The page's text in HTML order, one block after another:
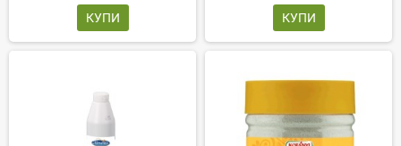
КУПИ КУПИ